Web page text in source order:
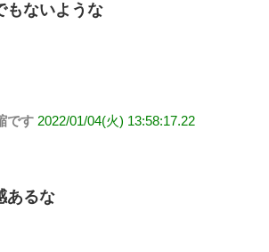
もないような
です 2022/01/04(火) 13:58:17.22
あるな